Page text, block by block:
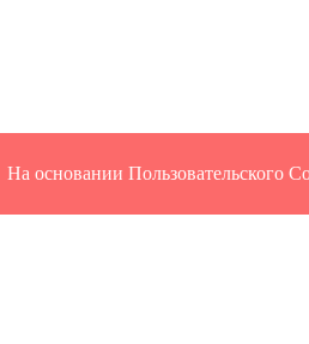
На основании Пользовательского